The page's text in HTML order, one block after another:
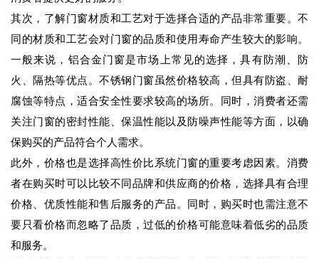
其次，了解门窗材质和工艺对于选择合适的产品非常重要。不
同的材质和工艺会对门窗的品质和使用寿命产生较大的影响。
一般来说，铝合金门窗是市场上常见的选择，具有防潮、防
火、隔热等优点。不锈钢门窗虽然价格较高，但具有防盗、耐
腐蚀等特点，适合安全性要求较高的场所。同时，消费者还需
关注门窗的密封性能、保温性能以及防噪声性能等方面，以确
保购买的产品符合个人需求。
此外，价格也是选择高性价比系统门窗的重要考虑因素。消费
者在购买时可以比较不同品牌和供应商的价格，选择具有合理
价格、优质性能和售后服务的产品。同时，购买时也需注意不
要只看价格而忽略了品质，过低的价格可能意味着低劣的品质
和服务。